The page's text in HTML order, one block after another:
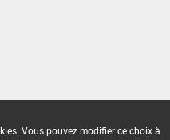
Vous pouvez modifier ce choix à